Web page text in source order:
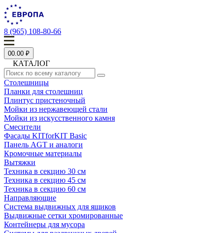
8 (965) 108-80-66
00.00 ₽
КАТАЛОГ
Столешницы
Планки для столешниц
Плинтус пристеночный
Мойки из нержавеющей стали
Мойки из искусственного камня
Смесители
Фасады KITforKIT Basic
Панель AGT и аналоги
Кромочные материалы
Вытяжки
Техника в секцию 30 см
Техника в секцию 45 см
Техника в секцию 60 см
Направляющие
Система выдвижных для ящиков
Выдвижные сетки хромированные
Контейнеры для мусора